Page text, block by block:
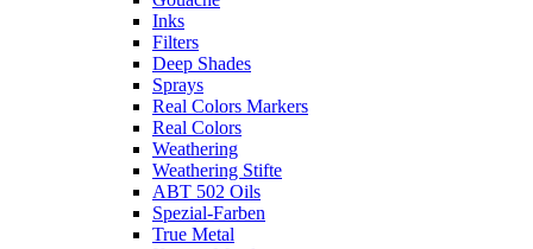
Inks
Filters
Deep Shades
Sprays
Real Colors Markers
Real Colors
Weathering
Weathering Stifte
ABT 502 Oils
Spezial-Farben
True Metal